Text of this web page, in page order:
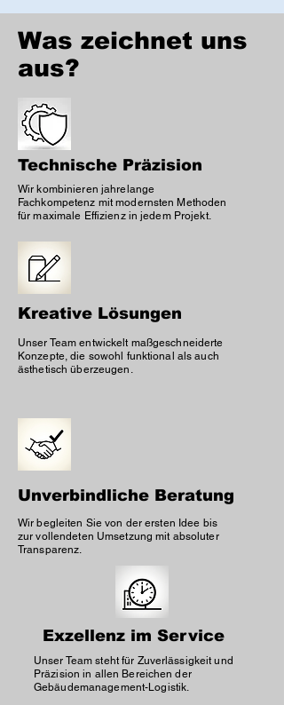
Was zeichnet uns
aus?
Technische Präzision
Wir kombinieren jahrelange
Fachkompetenz mit modernsten Methoden
für maximale Effizienz in jedem Projekt.
Kreative Lösungen
Unser Team entwickelt maßgeschneiderte
Konzepte, die sowohl funktional als auch
ästhetisch überzeugen.
Unverbindliche Beratung
Wir begleiten Sie von der ersten Idee bis
zur vollendeten Umsetzung mit absoluter
Transparenz.
Exzellenz im Service
Unser Team steht für Zuverlässigkeit und
Präzision in allen Bereichen der
Gebäudemanagement-Logistik.